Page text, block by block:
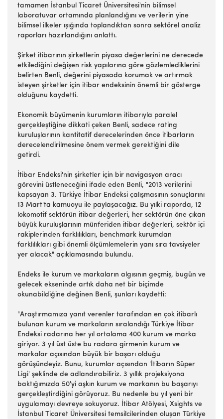
tamamen İstanbul Ticaret Üniversitesi'nin bilimsel
laboratuvar ortamında planlandığını ve verilerin yine
bilimsel ilkeler ışığında toplandıktan sonra sektörel analiz
raporları hazırlandığını anlattı.
Şirket itibarının şirketlerin piyasa değerlerini ne derecede
etkilediğini değişen risk yapılarına göre gözlemlediklerini
belirten Benli, değerini piyasada korumak ve artırmak
isteyen şirketler için itibar endeksinin önemli bir gösterge
olduğunu kaydetti.
Ekonomik büyümenin kurumların itibarıyla paralel
gerçekleştiğine dikkati çeken Benli, sadece rating
kuruluşlarının kantitatif derecelerinden önce itibarların
derecelendirilmesine önem vermek gerektiğini dile
getirdi.
İtibar Endeksi'nin şirketler için bir navigasyon aracı
görevini üstleneceğini ifade eden Benli, "2013 verilerini
kapsayan 3. Türkiye İtibar Endeksi çalışmasının sonuçlarını
13 Mart'ta kamuoyu ile paylaşacağız. Bu yılki raporda, 12
lokomotif sektörün itibar değerleri, her sektörün öne çıkan
büyük kuruluşlarının münferiden itibar değerleri, sektör içi
rakiplerinden farklılıkları, benchmark kurumdan
farklılıkları gibi önemli ölçümlemelerin yanı sıra tavsiyeler
yer alacak" açıklamasında bulundu.
Endeks ile kurum ve markaların algısının geçmiş, bugün ve
gelecek ekseninde artık daha net bir biçimde
okunabildiğine değinen Benli, şunları kaydetti:
"Araştırmamıza yanıt verenler tarafından en çok itibarlı
bulunan kurum ve markaların sıralandığı Türkiye İtibar
Endeksi radarına her yıl ortalama 400 kurum ve marka
giriyor. 3 yıl üst üste bu radara girmenin kurum ve
markalar açısından büyük bir başarı olduğu
görüşündeyiz. Bunu, kurumlar açısından 'İtibarın Süper
Ligi' şeklinde de adlandırabiliriz. 3 yıllık projeksiyona
baktığımızda 50'yi aşkın kurum ve markanın bu başarıyı
gerçekleştirdiğini görüyoruz. Bu nedenle bu yıl yeni bir
uygulamayı devreye sokuyoruz. İtibar Atölyesi, Xsights ve
İstanbul Ticaret Üniversitesi temsilcilerinden oluşan Türkiye